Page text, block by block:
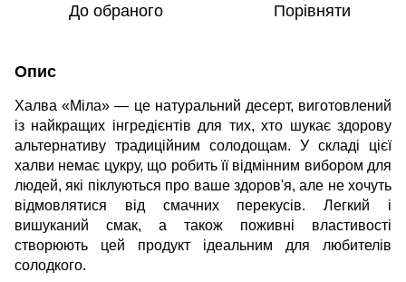
До обраного Порівняти
Опис
Халва «Міла» — це натуральний десерт, виготовлений
із найкращих інгредієнтів для тих, хто шукає здорову
альтернативу традиційним солодощам. У складі цієї
халви немає цукру, що робить її відмінним вибором для
людей, які піклуються про ваше здоров'я, але не хочуть
відмовлятися від смачних перекусів. Легкий і
вишуканий смак, а також поживні властивості
створюють цей продукт ідеальним для любителів
солодкого.